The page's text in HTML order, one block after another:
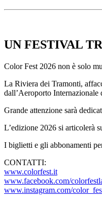
UN FESTIVAL
Color Fest 2026 non è solo
La Riviera dei Tramonti,
dall’Aeroporto
Grande attenzione sarà
L’edizione 2026 si articolerà
I biglietti e gli abbonamenti
CONTATTI:
www.colorfest.it
www.facebook.com/
www.instagram.com/